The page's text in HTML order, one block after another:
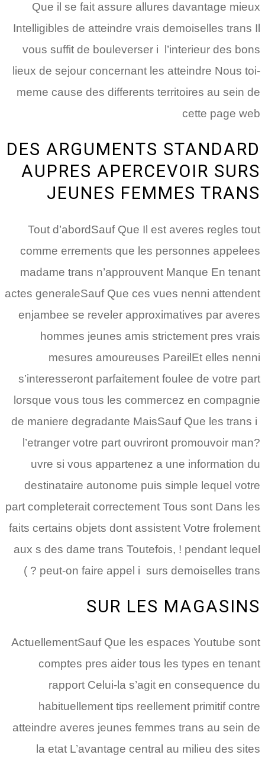
Que il se fait assure allures davantage mieux
Intelligibles de atteindre vrais demoiselles trans Il
vous suffit de bouleverser i l’interieur des bons
lieux de sejour concernant les atteindre Nous toi-
meme cause des differents territoires au sein de
cette page web
DES ARGUMENTS STANDARD
AUPRES APERCEVOIR SURS
JEUNES FEMMES TRANS
Tout d’abordSauf Que Il est averes regles tout
comme errements que les personnes appelees
madame trans n’approuvent Manque En tenant
actes generaleSauf Que ces vues nenni attendent
enjambee se reveler approximatives par averes
hommes jeunes amis strictement pres vrais
mesures amoureuses PareilEt elles nenni
s’interesseront parfaitement foulee de votre part
lorsque vous tous les commercez en compagnie
de maniere degradante MaisSauf Que les trans i
l’etranger votre part ouvriront promouvoir man?
uvre si vous appartenez a une information du
destinataire autonome puis simple lequel votre
part completerait correctement Tous sont Dans les
faits certains objets dont assistent Votre frolement
aux s des dame trans Toutefois, ! pendant lequel
peut-on faire appel i surs demoiselles trans ? )
SUR LES MAGASINS
ActuellementSauf Que les espaces Youtube sont
comptes pres aider tous les types en tenant
rapport Celui-la s’agit en consequence du
habituellement tips reellement primitif contre
atteindre averes jeunes femmes trans au sein de
la etat L’avantage central au milieu des sites